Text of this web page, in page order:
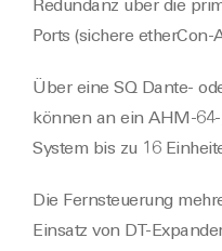
Redundanz über die
Ports (sichere etherCon-
Über eine SQ Dante-
können an ein AHM-
System bis zu 16
Die Fernsteuerung
Einsatz von DT-